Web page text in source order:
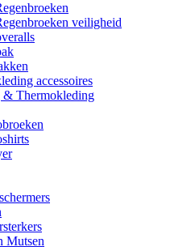
veiligheid
accessoires
& Thermokleding
Mutsen